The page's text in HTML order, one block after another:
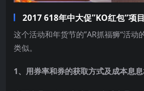
2017 618年中大促”KO红包“项目
这个活动和年货节的”AR抓福狮“活动
类似。
1、用券率和券的获取方式及成本息